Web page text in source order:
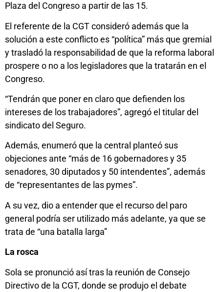
Plaza del Congreso a partir de las 15.
El referente de la CGT consideró además que la
solución a este conflicto es “política” más que gremial
y trasladó la responsabilidad de que la reforma laboral
prospere o no a los legisladores que la tratarán en el
Congreso.
“Tendrán que poner en claro que defienden los
intereses de los trabajadores”, agregó el titular del
sindicato del Seguro.
Además, enumeró que la central planteó sus
objeciones ante “más de 16 gobernadores y 35
senadores, 30 diputados y 50 intendentes”, además
de “representantes de las pymes”.
A su vez, dio a entender que el recurso del paro
general podría ser utilizado más adelante, ya que se
trata de “una batalla larga”
La rosca
Sola se pronunció así tras la reunión de Consejo
Directivo de la CGT, donde se produjo el debate